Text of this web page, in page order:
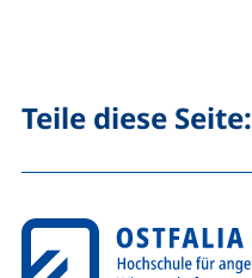
Teile diese Seite: